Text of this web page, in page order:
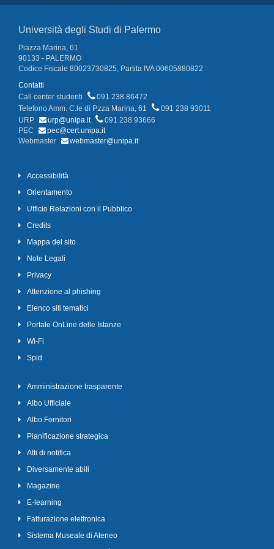
Università degli Studi di Palermo
Piazza Marina, 61
90133 - PALERMO
Codice Fiscale 80023730825, Partita IVA 00605880822
Contatti
Call center studenti
091 238 86472
Telefono Amm. C.le di P.zza Marina, 61
091 238 93011
URP
urp@unipa.it
091 238 93666
PEC
pec@cert.unipa.it
Webmaster
webmaster@unipa.it
Accessibilità
Orientamento
Ufficio Relazioni con il Pubblico
Credits
Mappa del sito
Note Legali
Privacy
Attenzione al phishing
Elenco siti tematici
Portale OnLine delle Istanze
Wi-Fi
Spid
Amministrazione trasparente
Albo Ufficiale
Albo Fornitori
Pianificazione strategica
Atti di notifica
Diversamente abili
Magazine
E-learning
Fatturazione elettronica
Sistema Museale di Ateneo